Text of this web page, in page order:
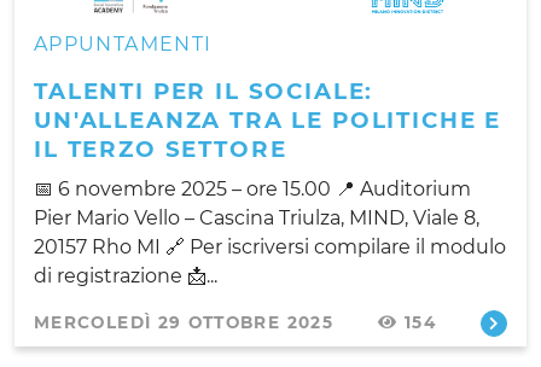
APPUNTAMENTI
TALENTI PER IL SOCIALE:
UN'ALLEANZA TRA LE POLITICHE E
IL TERZO SETTORE
📅 6 novembre 2025 – ore 15.00 📍 Auditorium
Pier Mario Vello – Cascina Triulza, MIND, Viale 8,
20157 Rho MI 🔗 Per iscriversi compilare il modulo
di registrazione 📩...
MERCOLEDÌ 29 OTTOBRE 2025 154